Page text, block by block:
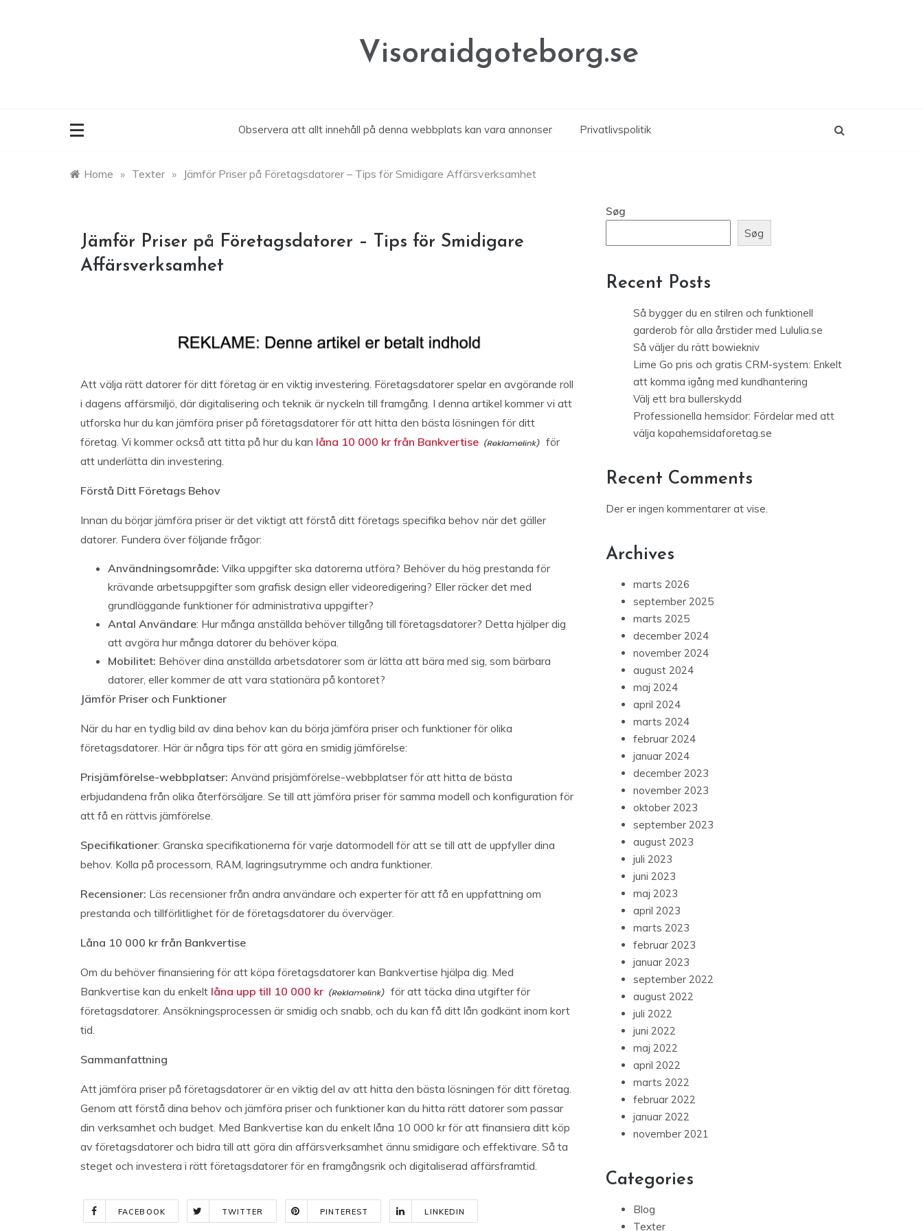
Visoraidgoteborg.se
Observera att allt innehåll på denna webbplats kan vara annonser Privatlivspolitik
Home » Texter » Jämför Priser på Företagsdatorer – Tips för Smidigare Affärsverksamhet
Jämför Priser på Företagsdatorer – Tips för Smidigare
Affärsverksamhet
Att välja rätt datorer för ditt företag är en viktig investering. Företagsdatorer spelar en avgörande roll
i dagens affärsmiljö, där digitalisering och teknik är nyckeln till framgång. I denna artikel kommer vi att
utforska hur du kan jämföra priser på företagsdatorer för att hitta den bästa lösningen för ditt
företag. Vi kommer också att titta på hur du kan låna 10 000 kr från Bankvertise
för
att underlätta din investering.
Förstå Ditt Företags Behov
Innan du börjar jämföra priser är det viktigt att förstå ditt företags specifika behov när det gäller
datorer. Fundera över följande frågor:
Användningsområde: Vilka uppgifter ska datorerna utföra? Behöver du hög prestanda för
krävande arbetsuppgifter som grafisk design eller videoredigering? Eller räcker det med
grundläggande funktioner för administrativa uppgifter?
Antal Användare: Hur många anställda behöver tillgång till företagsdatorer? Detta hjälper dig
att avgöra hur många datorer du behöver köpa.
Mobilitet: Behöver dina anställda arbetsdatorer som är lätta att bära med sig, som bärbara
datorer, eller kommer de att vara stationära på kontoret?
Jämför Priser och Funktioner
När du har en tydlig bild av dina behov kan du börja jämföra priser och funktioner för olika
företagsdatorer. Här är några tips för att göra en smidig jämförelse:
Prisjämförelse-webbplatser: Använd prisjämförelse-webbplatser för att hitta de bästa
erbjudandena från olika återförsäljare. Se till att jämföra priser för samma modell och konfiguration för
att få en rättvis jämförelse.
Specifikationer: Granska specifikationerna för varje datormodell för att se till att de uppfyller dina
behov. Kolla på processorn, RAM, lagringsutrymme och andra funktioner.
Recensioner: Läs recensioner från andra användare och experter för att få en uppfattning om
prestanda och tillförlitlighet för de företagsdatorer du överväger.
Låna 10 000 kr från Bankvertise
Om du behöver finansiering för att köpa företagsdatorer kan Bankvertise hjälpa dig. Med
Bankvertise kan du enkelt låna upp till 10 000 kr
för att täcka dina utgifter för
företagsdatorer. Ansökningsprocessen är smidig och snabb, och du kan få ditt lån godkänt inom kort
tid.
Sammanfattning
Att jämföra priser på företagsdatorer är en viktig del av att hitta den bästa lösningen för ditt företag.
Genom att förstå dina behov och jämföra priser och funktioner kan du hitta rätt datorer som passar
din verksamhet och budget. Med Bankvertise kan du enkelt låna 10 000 kr för att finansiera ditt köp
av företagsdatorer och bidra till att göra din affärsverksamhet ännu smidigare och effektivare. Så ta
steget och investera i rätt företagsdatorer för en framgångsrik och digitaliserad affärsframtid.
FACEBOOK TWITTER PINTEREST LINKEDIN
Søg
Søg
Recent Posts
Så bygger du en stilren och funktionell
garderob för alla årstider med Lululia.se
Så väljer du rätt bowiekniv
Lime Go pris och gratis CRM-system: Enkelt
att komma igång med kundhantering
Välj ett bra bullerskydd
Professionella hemsidor: Fördelar med att
välja kopahemsidaforetag.se
Recent Comments
Der er ingen kommentarer at vise.
Archives
marts 2026
september 2025
marts 2025
december 2024
november 2024
august 2024
maj 2024
april 2024
marts 2024
februar 2024
januar 2024
december 2023
november 2023
oktober 2023
september 2023
august 2023
juli 2023
juni 2023
maj 2023
april 2023
marts 2023
februar 2023
januar 2023
september 2022
august 2022
juli 2022
juni 2022
maj 2022
april 2022
marts 2022
februar 2022
januar 2022
november 2021
Categories
Blog
Texter